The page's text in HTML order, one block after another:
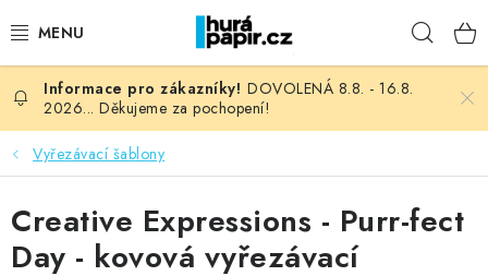
na
NOVINKY
HURÁ DÍLNA
VŠECHNO ZBOŽÍ
KNIHAŘSKÝ MATERIÁL
DOVOLENÁ 8.8. - 16.8.
2026... Děkujeme za pochopení!
Vyřezávací šablony
Creative Expressions - Purr-fect
Day - kovová vyřezávací